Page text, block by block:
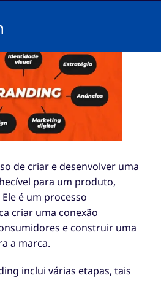
de criar e desenvolver uma
para um produto,
é um processo
criar uma conexão
e construir uma
a marca.
inclui várias etapas, tais